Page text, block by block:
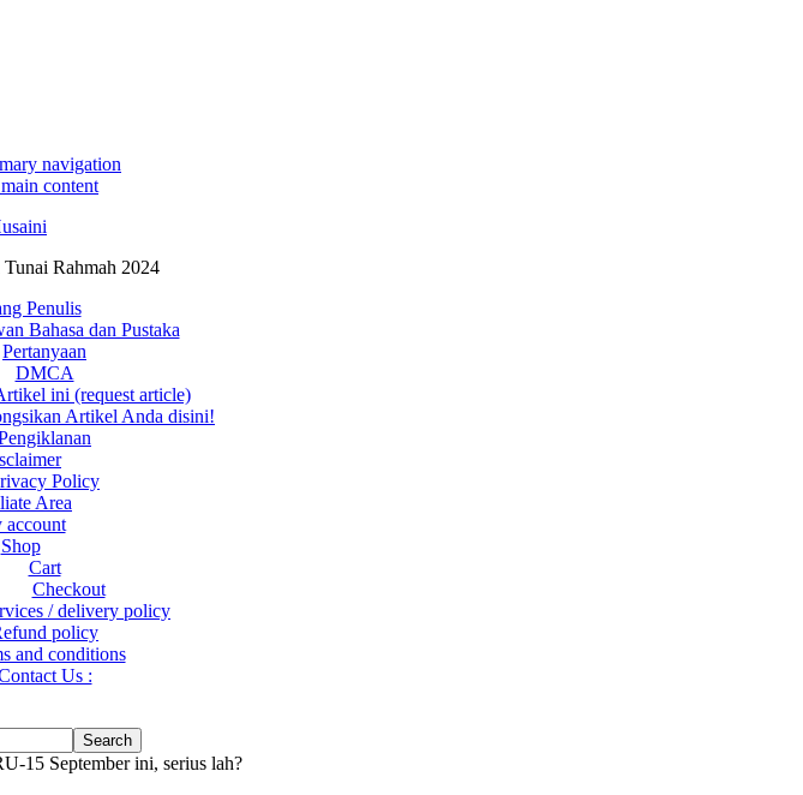
navigation
content
Rahmah 2024
Penulis
Bahasa dan Pustaka
Pertanyaan
DMCA
ini (request article)
Artikel Anda disini!
Policy
Area
account
Shop
Cart
Checkout
/ delivery policy
policy
and conditions
Us :
15 September ini, serius lah?